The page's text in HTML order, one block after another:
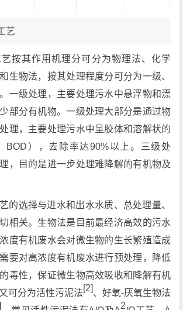
艺
按其作用机理分可分为物理法、化学
生物法，按其处理程度分可分为一级、
一级处理，主要处理污水中悬浮物和漂
部分有机物。一级处理大部分是通过物
理，主要处理污水中呈胶体和溶解状的
BOD），去除率达90%以上。三级处
，目的是进一步处理难降解的有机物及
的选择与进水和出水水质、总处理量、
相关。生物法是目前最经济高效的污水
度有机废水会对微生物的生长繁殖造成
要对高浓度有机废水进行预处理，降低
毒性，保证微生物高效吸收和降解有机
可分为活性污泥法[2]、好氧-厌氧生物法
2